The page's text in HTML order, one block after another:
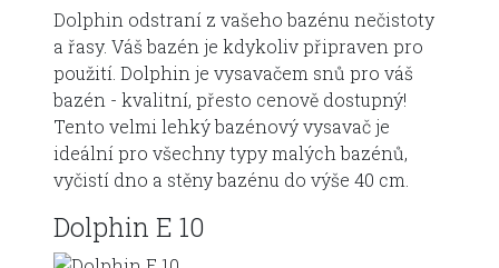
Dolphin odstraní z vašeho bazénu nečistoty
a řasy. Váš bazén je kdykoliv připraven pro
použití. Dolphin je vysavačem snů pro váš
bazén - kvalitní, přesto cenově dostupný!
Tento velmi lehký bazénový vysavač je
ideální pro všechny typy malých bazénů,
vyčistí dno a stěny bazénu do výše 40 cm.
Dolphin E 10